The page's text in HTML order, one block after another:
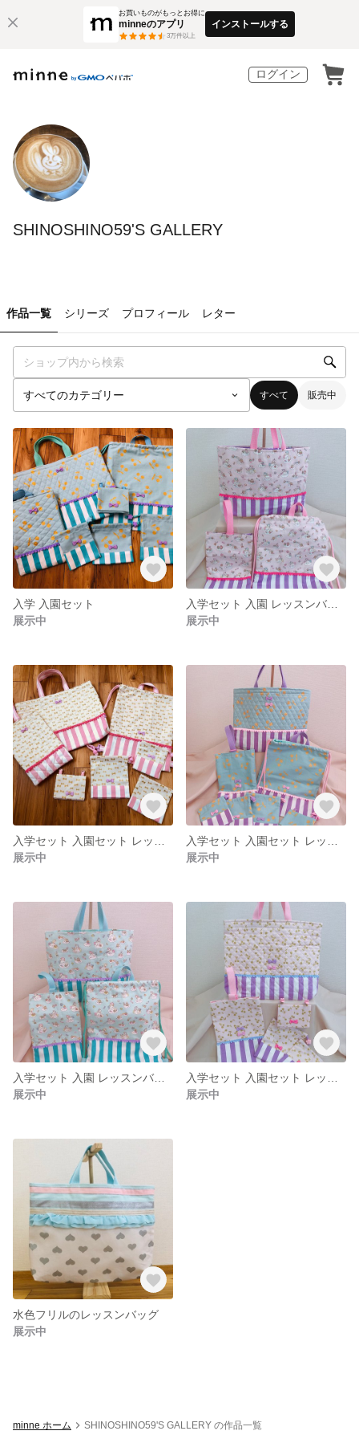
お買いものがもっとお得に
minneのアプリ
3万件以上
インストールする
ログイン
SHINOSHINO59'S GALLERY
作品一覧 シリーズ プロフィール レター
すべて 販売中
入学 入園セット
展示中
入学セット 入園 レッスンバッグ 上履き入れ 着替え袋 ユニコーン 手さげ
展示中
展示中
展示中
入学セット 入園 レッスンバッグ 上履き入れ 着替え袋 ユニコーン 手さげ
展示中
展示中
水色フリルのレッスンバッグ
展示中
minne ホーム SHINOSHINO59'S GALLERY の作品一覧